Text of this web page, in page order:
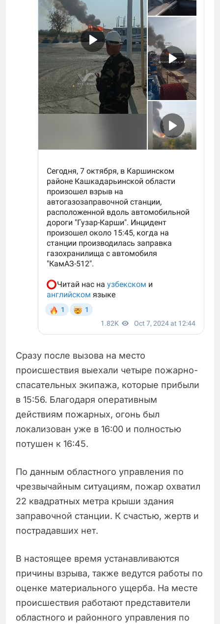
Сразу после вызова на место
происшествия выехали четыре пожарно-
спасательных экипажа, которые прибыли
в 15:56. Благодаря оперативным
действиям пожарных, огонь был
локализован уже в 16:00 и полностью
потушен к 16:45.
По данным областного управления по
чрезвычайным ситуациям, пожар охватил
22 квадратных метра крыши здания
заправочной станции. К счастью, жертв и
пострадавших нет.
В настоящее время устанавливаются
причины взрыва, также ведутся работы по
оценке материального ущерба. На месте
происшествия работают представители
областного и районного управления по